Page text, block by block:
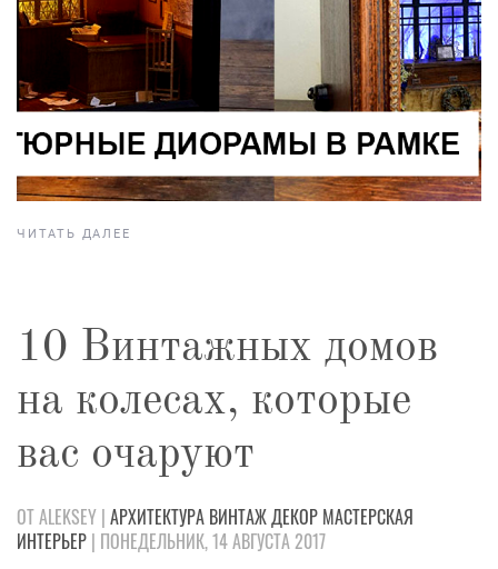
ЧИТАТЬ ДАЛЕЕ
10 Винтажных домов
на колесах, которые
вас очаруют
ОТ ALEKSEY | АРХИТЕКТУРА ВИНТАЖДЕКОР МАСТЕРСКАЯ
ИНТЕРЬЕР | ПОНЕДЕЛЬНИК, 14 АВГУСТА 2017